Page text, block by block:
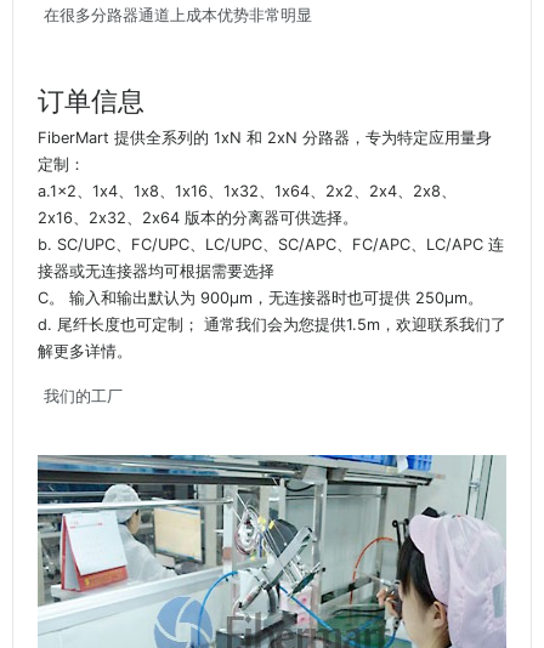
在很多分路器通道上成本优势非常明显
订单信息
FiberMart 提供全系列的 1xN 和 2xN 分路器，专为特定应用量身
定制：
a.1x2、1x4、1x8、1x16、1x32、1x64、2x2、2x4、2x8、
2x16、2x32、2x64 版本的分离器可供选择。
b. SC/UPC、FC/UPC、LC/UPC、SC/APC、FC/APC、LC/APC 连
接器或无连接器均可根据需要选择
C。 输入和输出默认为 900μm，无连接器时也可提供 250μm。
d. 尾纤长度也可定制； 通常我们会为您提供1.5m，欢迎联系我们了
解更多详情。
我们的工厂